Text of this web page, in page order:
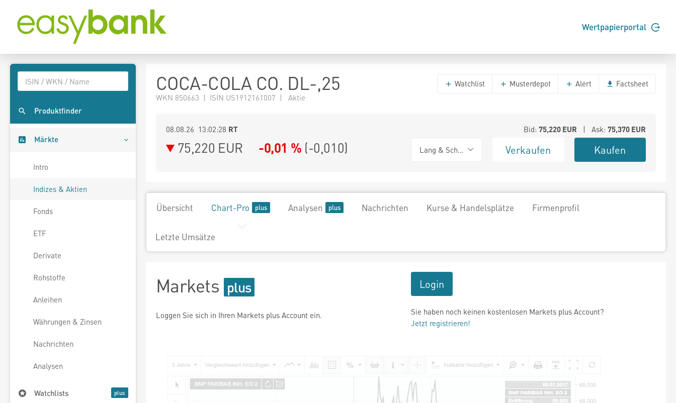
Wertpapierportal
Produktfinder
Märkte
Intro
Indizes & Aktien
Fonds
ETF
Derivate
Rohstoffe
Anleihen
Währungen & Zinsen
Nachrichten
Analysen
Watchlists
COCA-COLA CO. DL-,25
WKN 850663 | ISIN US1912161007 | Aktie
Watchlist Musterdepot Alert Factsheet
08.08.26 13:02:28 RT Bid: 75,220EUR | Ask: 75,370EUR
75,220 EUR -0,01 % (-0,010) Lang & Schwarz Verkaufen Kaufen
Übersicht Chart-Pro Analysen Nachrichten Kurse & Handelsplätze Firmenprofil
Letzte Umsätze
Markets
Loggen Sie sich in Ihren Markets plus Account ein.
Login
Sie haben noch keinen kostenlosen Markets plus Account?
Jetzt registrieren!